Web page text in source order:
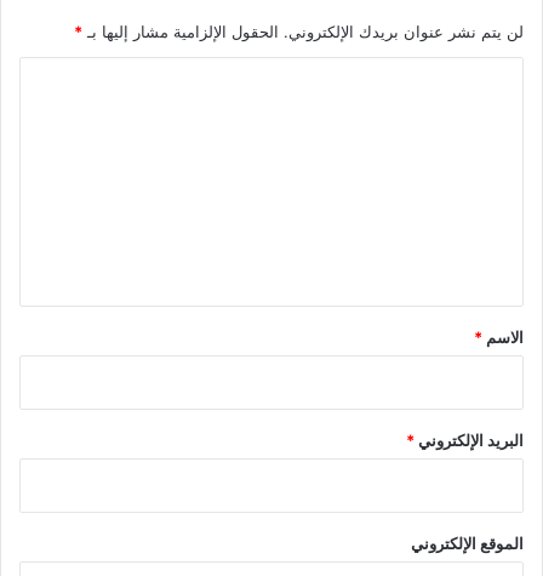
لن يتم نشر عنوان بريدك الإلكتروني. الحقول الإلزامية مشار إليها بـ *
*
الاسم *
البريد الإلكتروني*
الموقع الإلكتروني